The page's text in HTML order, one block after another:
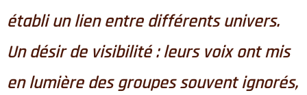
établi un lien entre différents univers.
Un désir de visibilité : leurs voix ont mis
en lumière des groupes souvent ignorés,